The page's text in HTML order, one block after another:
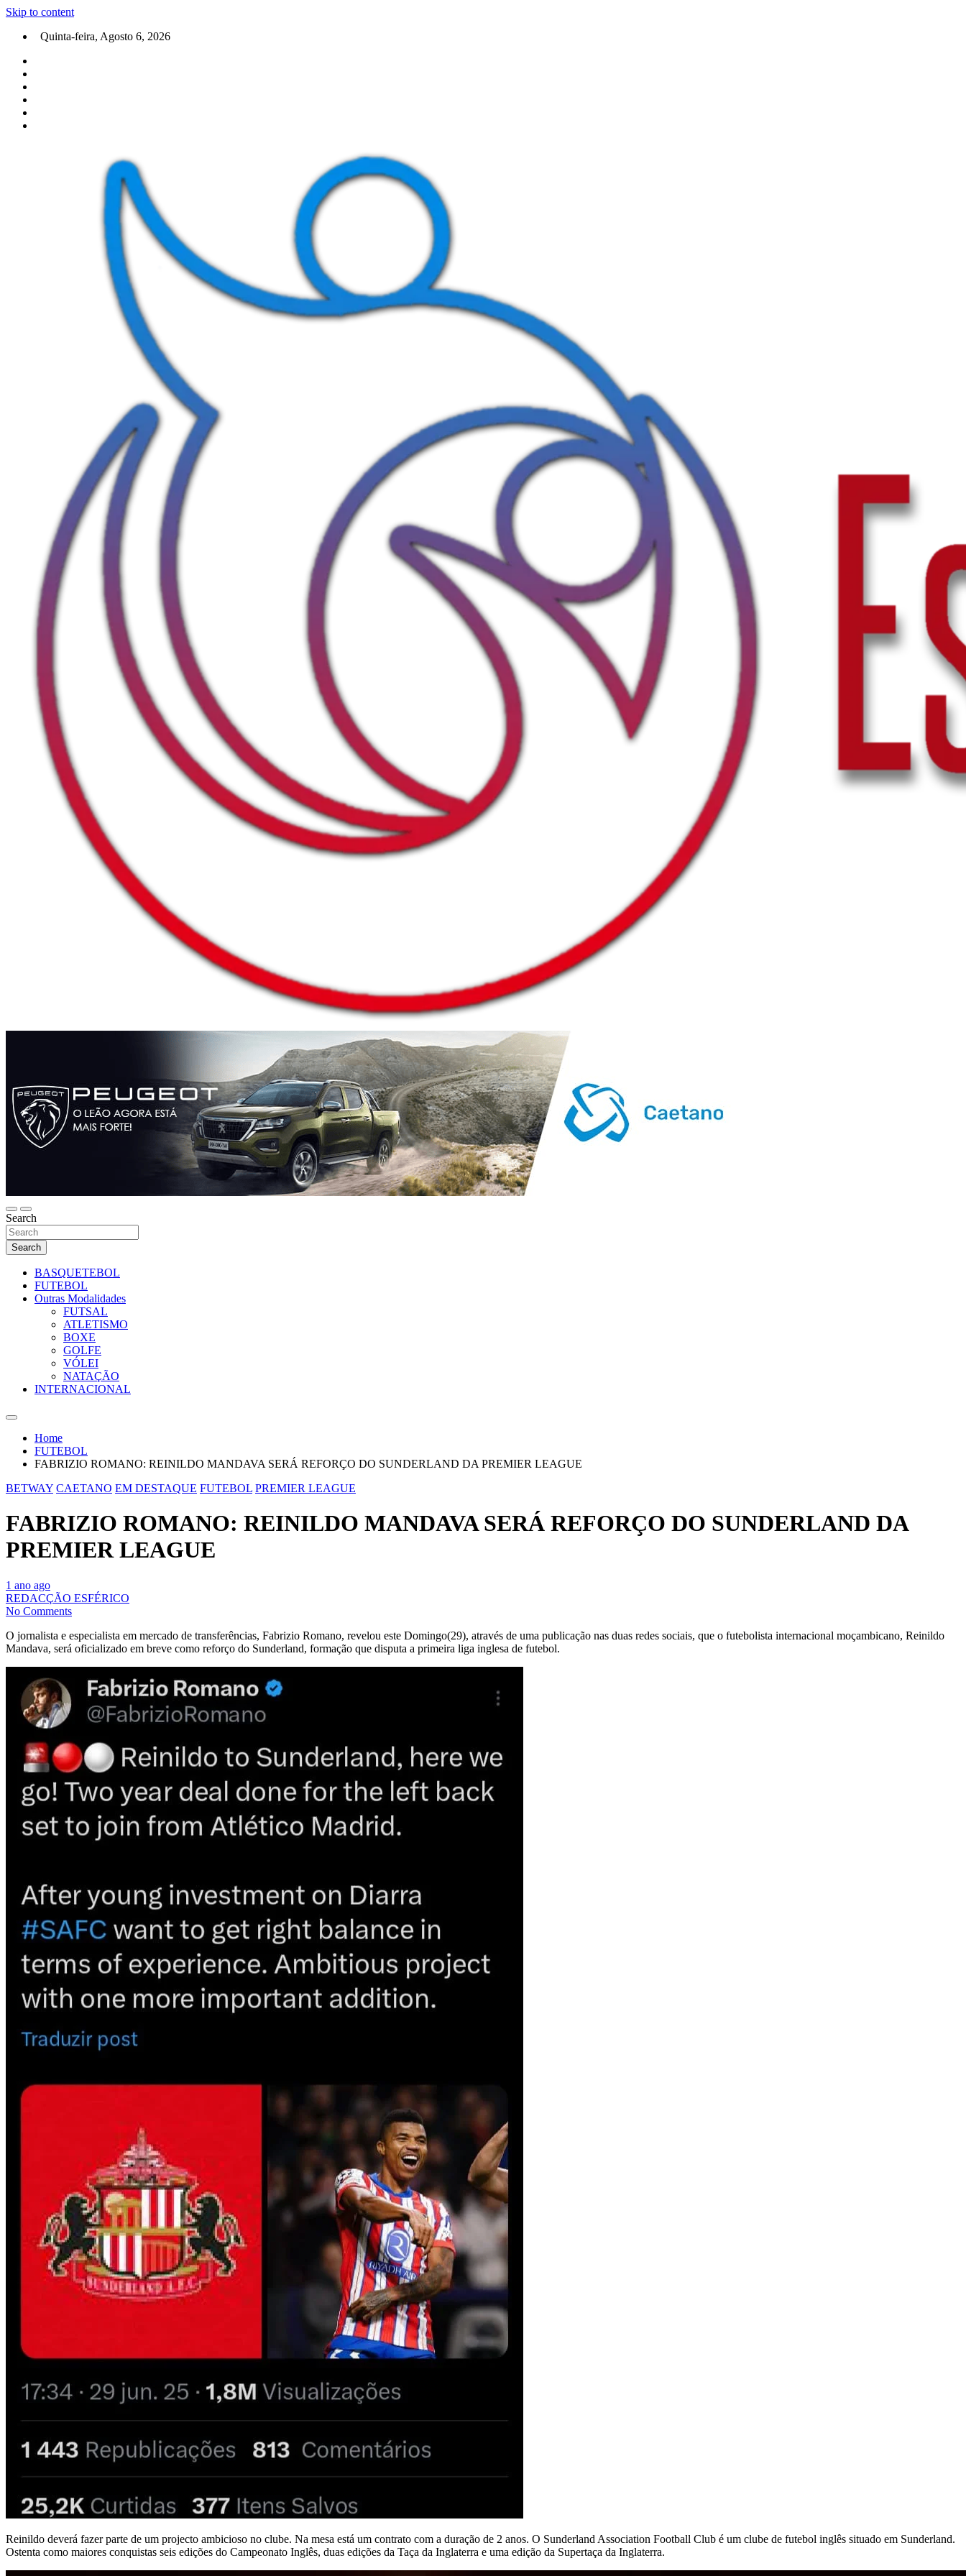
Skip to content
Quinta-feira, Agosto 6, 2026
Search
Search
BASQUETEBOL
FUTEBOL
Outras Modalidades
FUTSAL
ATLETISMO
BOXE
GOLFE
VÓLEI
NATAÇÃO
INTERNACIONAL
Home
FUTEBOL
FABRIZIO ROMANO: REINILDO MANDAVA SERÁ REFORÇO DO SUNDERLAND DA PREMIER LEAGUE
BETWAY CAETANO EM DESTAQUE FUTEBOL PREMIER LEAGUE
FABRIZIO ROMANO: REINILDO MANDAVA SERÁ REFORÇO DO SUNDERLAND DA
PREMIER LEAGUE
1 ano ago
REDACÇÃO ESFÉRICO
No Comments
O jornalista e especialista em mercado de transferências, Fabrizio Romano, revelou este Domingo(29), através de uma publicação nas duas redes sociais, que o futebolista internacional moçambicano, Reinildo
Mandava, será oficializado em breve como reforço do Sunderland, formação que disputa a primeira liga inglesa de futebol.
Reinildo deverá fazer parte de um projecto ambicioso no clube. Na mesa está um contrato com a duração de 2 anos. O Sunderland Association Football Club é um clube de futebol inglês situado em Sunderland.
Ostenta como maiores conquistas seis edições do Campeonato Inglês, duas edições da Taça da Inglaterra e uma edição da Supertaça da Inglaterra.